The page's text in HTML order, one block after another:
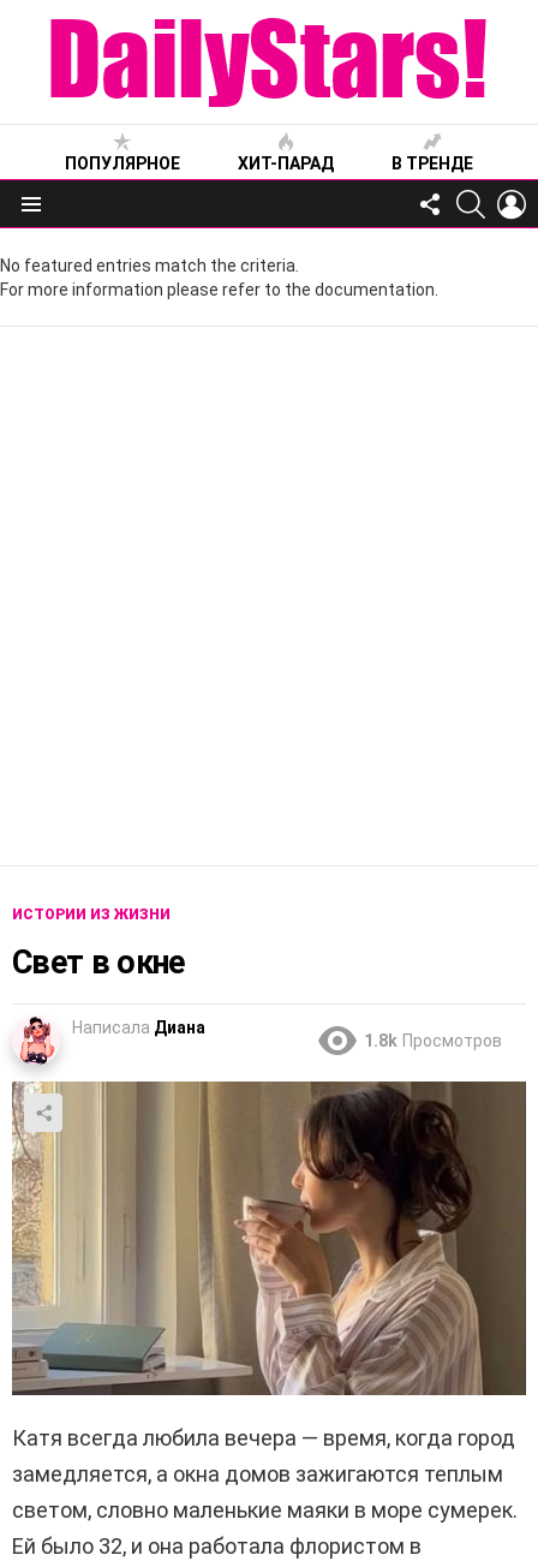
ПОПУЛЯРНОЕ ХИТ-ПАРАД В ТРЕНДЕ
Меню
FOLLOW
US
No featured entries match the criteria.
For more information please refer to the documentation.
ИСТОРИИ ИЗ ЖИЗНИ
Свет в окне
Написала Диана
1.8k Просмотров
Катя всегда любила вечера — время, когда город
замедляется, а окна домов зажигаются теплым
светом, словно маленькие маяки в море сумерек.
Ей было 32, и она работала флористом в